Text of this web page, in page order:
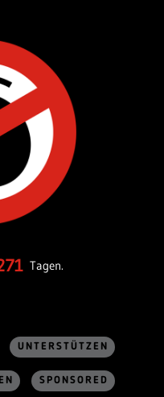
Tagen.
UNTERSTÜTZEN
SPONSORED